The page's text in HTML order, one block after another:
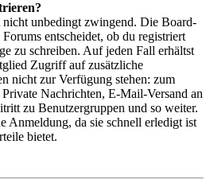
unbedingt zwingend. Die Board-
entscheidet, ob du registriert
zu schreiben. Auf jeden Fall erhältst
Zugriff auf zusätzliche
nicht zur Verfügung stehen: zum
Nachrichten, E-Mail-Versand an
zu Benutzergruppen und so weiter.
Anmeldung, da sie schnell erledigt ist
bietet.